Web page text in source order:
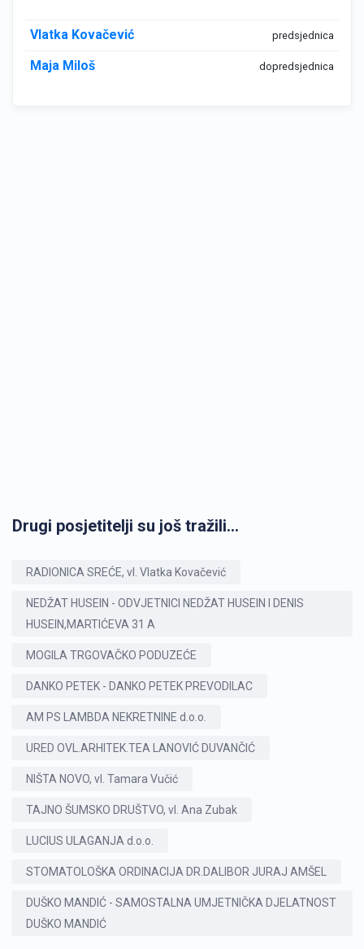
Vlatka Kovačević predsjednica
Maja Miloš dopredsjednica
Drugi posjetitelji su još tražili...
RADIONICA SREĆE, vl. Vlatka Kovačević
NEDŽAT HUSEIN - ODVJETNICI NEDŽAT HUSEIN I DENIS
HUSEIN,MARTIĆEVA 31 A
MOGILA TRGOVAČKO PODUZEĆE
DANKO PETEK - DANKO PETEK PREVODILAC
AM PS LAMBDA NEKRETNINE d.o.o.
URED OVL.ARHITEK.TEA LANOVIĆ DUVANČIĆ
NIŠTA NOVO, vl. Tamara Vučić
TAJNO ŠUMSKO DRUŠTVO, vl. Ana Zubak
LUCIUS ULAGANJA d.o.o.
STOMATOLOŠKA ORDINACIJA DR.DALIBOR JURAJ AMŠEL
DUŠKO MANDIĆ - SAMOSTALNA UMJETNIČKA DJELATNOST
DUŠKO MANDIĆ